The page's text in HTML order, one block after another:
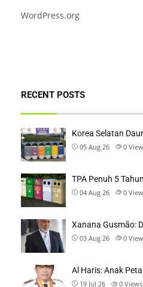
WordPress.org
RECENT POSTS
Korea Selatan
05 Aug 26 0
TPA Penuh 5
04 Aug 26 0
Xanana Gusmão:
03 Aug 26 0
Al Haris: Anak
19 Jul 26 0 Views